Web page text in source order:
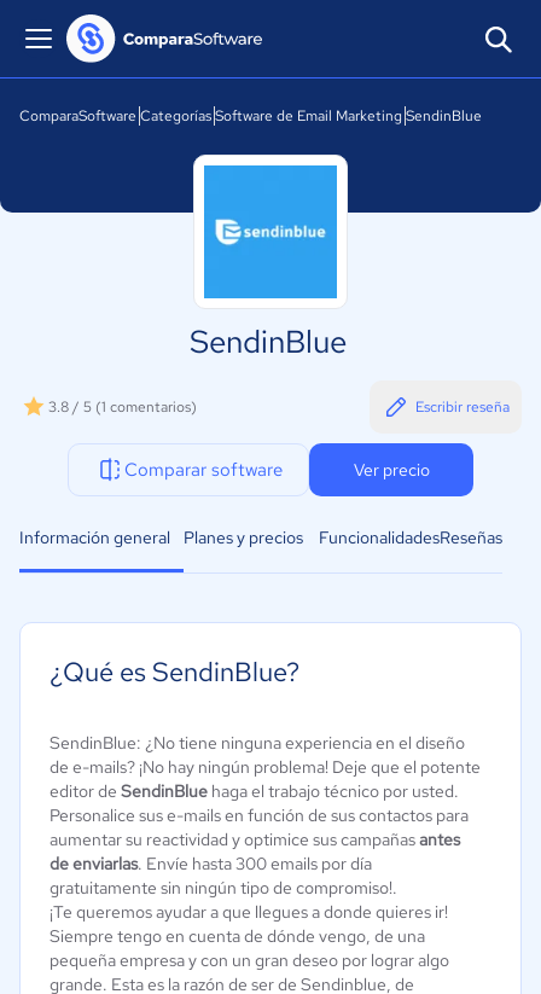
ComparaSoftware CategoríasSoftware de Email Marketing SendinBlue
SendinBlue
3.8 / 5 (1 comentarios) Escribir reseña
Comparar software Ver precio
Información general Planes y precios FuncionalidadesReseñas
¿Qué es SendinBlue?
SendinBlue: ¿No tiene ninguna experiencia en el diseño
de e-mails? ¡No hay ningún problema! Deje que el potente
editor de SendinBlue haga el trabajo técnico por usted.
Personalice sus e-mails en función de sus contactos para
aumentar su reactividad y optimice sus campañasantes
de enviarlas. Envíe hasta 300 emails por día
gratuitamente sin ningún tipo de compromiso!.
¡Te queremos ayudar a que llegues a donde quieres ir!
Siempre tengo en cuenta de dónde vengo, de una
pequeña empresa y con un gran deseo por lograr algo
grande. Esta es la razón de ser de Sendinblue, de